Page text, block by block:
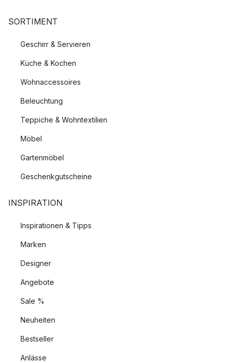
SORTIMENT
Geschirr & Servieren
Küche & Kochen
Wohnaccessoires
Beleuchtung
Teppiche & Wohntextilien
Möbel
Gartenmöbel
Geschenkgutscheine
INSPIRATION
Inspirationen & Tipps
Marken
Designer
Angebote
Sale %
Neuheiten
Bestseller
Anlässe